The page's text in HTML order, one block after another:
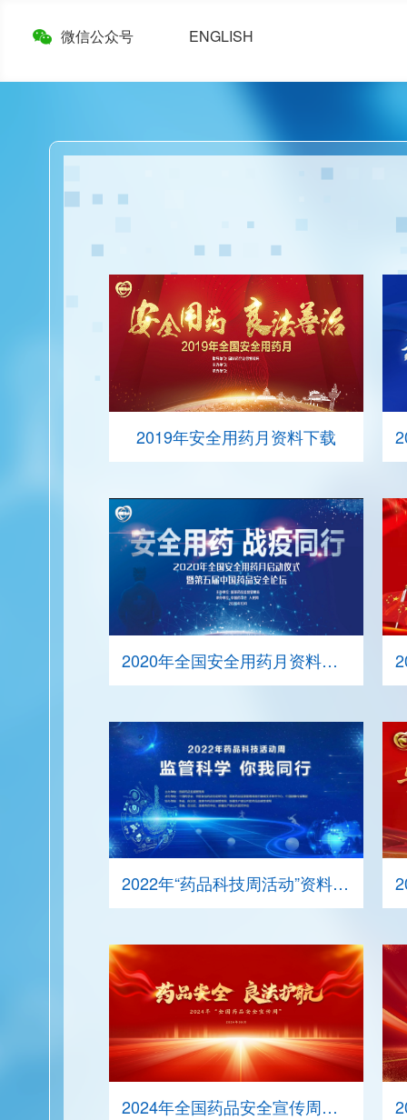
微信公众号 ENGLISH
2019年安全用药月资料下载
2020年全国安全用药月资料下载
2022年“药品科技周活动”资料下载
2024年全国药品安全宣传周资料下载